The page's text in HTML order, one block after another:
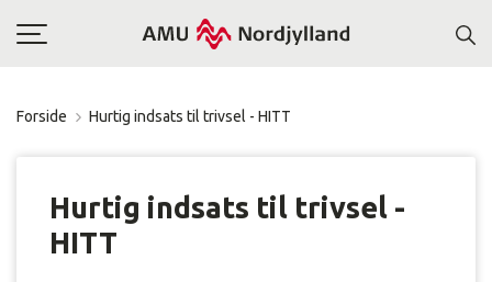
Toggle
Forside Hurtig indsats til trivsel - HITT
Hurtig indsats til trivsel -
HITT